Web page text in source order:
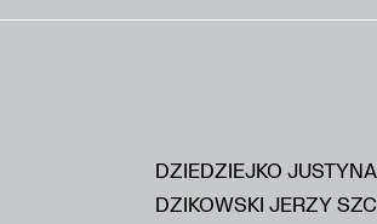
DZIEDZIEJKO JUSTYNA
DZIKOWSKI JERZY